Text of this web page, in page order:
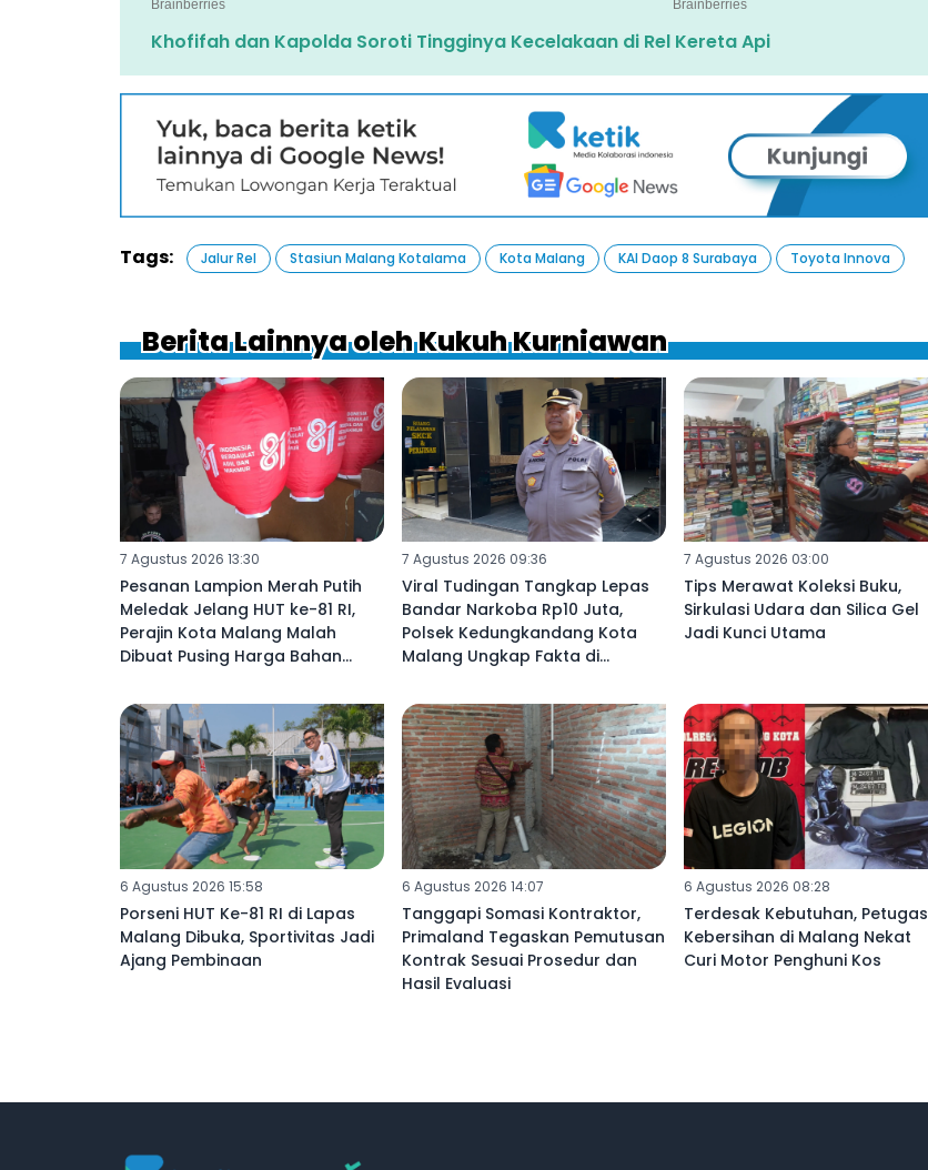
Khofifah dan Kapolda Soroti Tingginya Kecelakaan di Rel Kereta Api
Tags: Jalur Rel Stasiun Malang Kotalama Kota Malang KAI Daop 8 Surabaya Toyota Innova
Berita Lainnya oleh Kukuh Kurniawan
7 Agustus 2026 13:30
Pesanan Lampion Merah Putih
Meledak Jelang HUT ke-81 RI,
Perajin Kota Malang Malah
Dibuat Pusing Harga Bahan
7 Agustus 2026 09:36
Viral Tudingan Tangkap Lepas
Bandar Narkoba Rp10 Juta,
Polsek Kedungkandang Kota
Malang Ungkap Fakta di
7 Agustus 2026 03:00
Tips Merawat Koleksi Buku,
Sirkulasi Udara dan Silica Gel
Jadi Kunci Utama
6 Agustus 2026 15:58
Porseni HUT Ke-81 RI di Lapas
Malang Dibuka, Sportivitas Jadi
Ajang Pembinaan
6 Agustus 2026 14:07
Tanggapi Somasi Kontraktor,
Primaland Tegaskan Pemutusan
Kontrak Sesuai Prosedur dan
Hasil Evaluasi
6 Agustus 2026 08:28
Terdesak Kebutuhan, Petugas
Kebersihan di Malang Nekat
Curi Motor Penghuni Kos